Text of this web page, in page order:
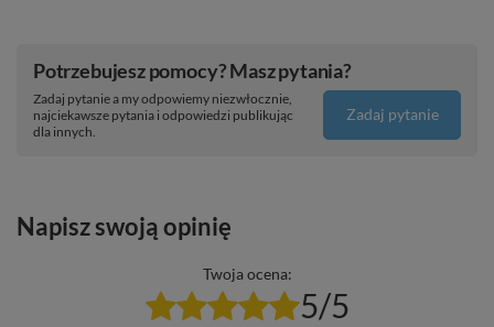
Potrzebujesz pomocy? Masz pytania?
Zadaj pytanie a my odpowiemy niezwłocznie,
najciekawsze pytania i odpowiedzi publikując
dla innych.
Zadaj pytanie
Napisz swoją opinię
Twoja ocena:
5/5